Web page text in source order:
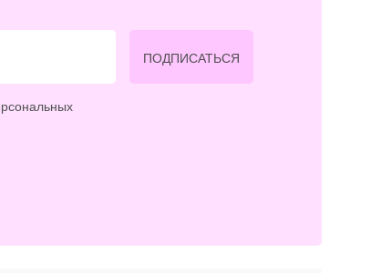
ПОДПИСАТЬСЯ